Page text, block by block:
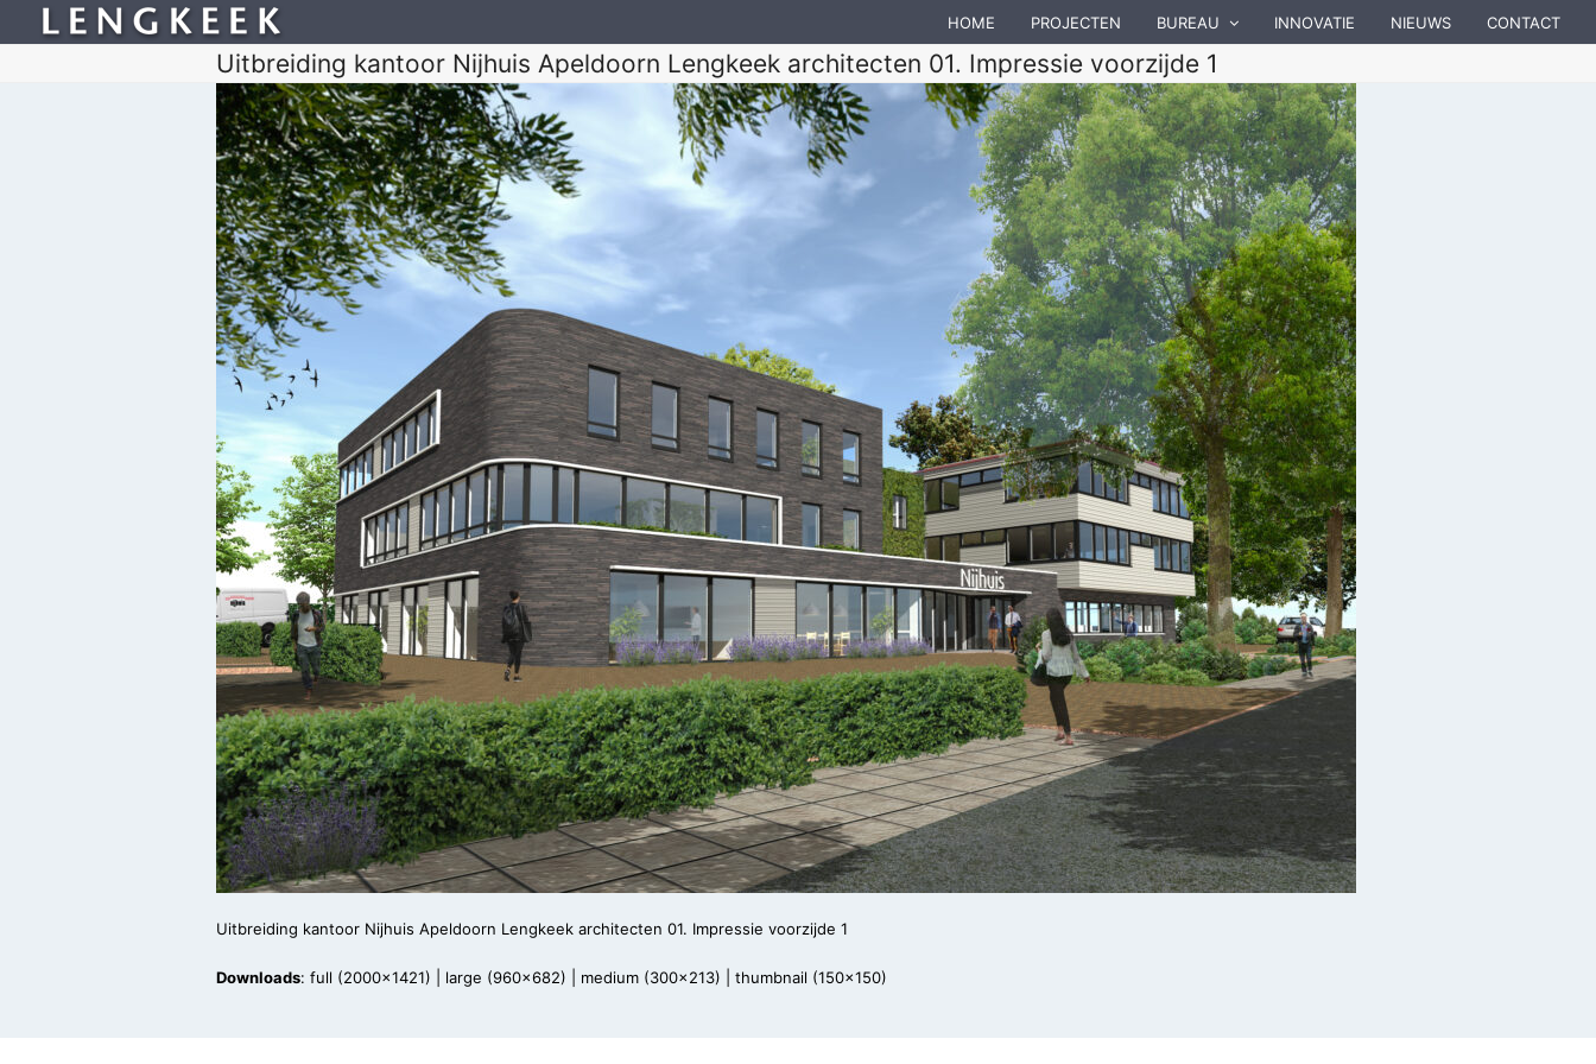
HOME PROJECTEN BUREAU INNOVATIE NIEUWS CONTACT
Uitbreiding kantoor Nijhuis Apeldoorn Lengkeek architecten 01. Impressie voorzijde 1
Uitbreiding kantoor Nijhuis Apeldoorn Lengkeek architecten 01. Impressie voorzijde 1
Downloads: full (2000x1421) large (960x682) medium (300x213) thumbnail (150x150)